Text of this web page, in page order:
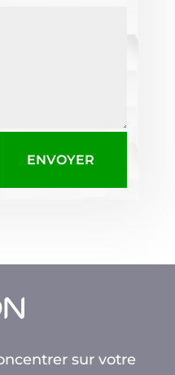
ENVOYER
sur votre